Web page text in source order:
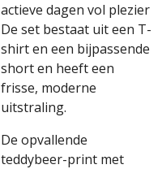
actieve dagen vol plezier
De set bestaat uit een T-
shirt en een bijpassende
short en heeft een
frisse, moderne
uitstraling.
De opvallende
teddybeer-print met